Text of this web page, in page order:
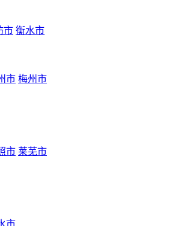
市 衡水市
市 梅州市
市 莱芜市
市